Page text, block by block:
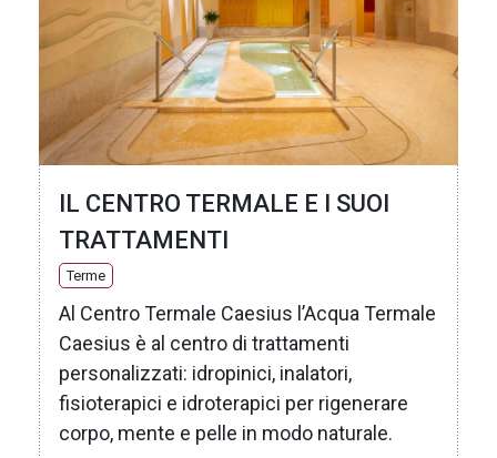
IL CENTRO TERMALE E I SUOI
TRATTAMENTI
Terme
Al Centro Termale Caesius l’Acqua Termale
Caesius è al centro di trattamenti
personalizzati: idropinici, inalatori,
fisioterapici e idroterapici per rigenerare
corpo, mente e pelle in modo naturale.